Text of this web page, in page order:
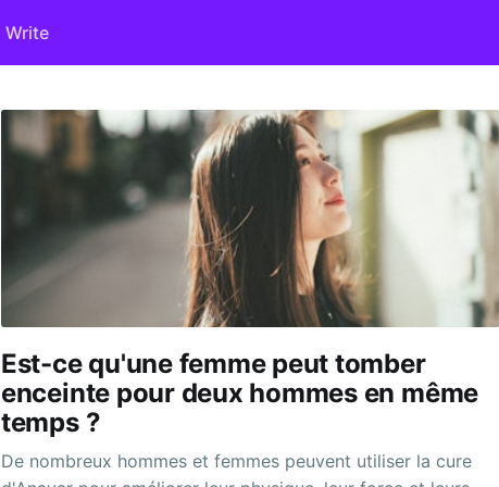
Write
Est-ce qu'une femme peut tomber
enceinte pour deux hommes en même
temps ?
De nombreux hommes et femmes peuvent utiliser la cure